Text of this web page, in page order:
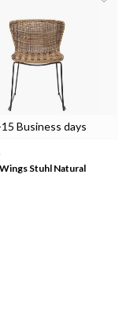
Business days
Stuhl Natural